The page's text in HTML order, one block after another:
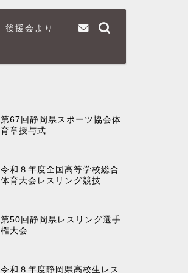
後援会より
第67回静岡県スポーツ協会体
育章授与式
令和８年度全国高等学校総合
体育大会レスリング競技
第50回静岡県レスリング選手
権大会
令和８年度静岡県高校生レス